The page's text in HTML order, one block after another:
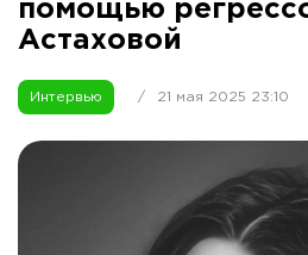
помощью
Астаховой
Интервью / 21 мая 2025 23:10